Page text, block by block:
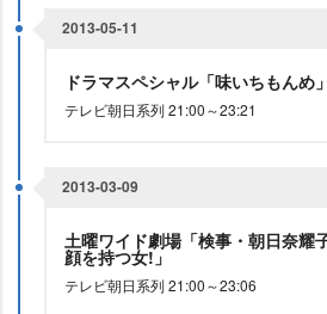
2013-05-11
ドラマスペシャル「味いちもんめ」
テレビ朝日系列 21:00～23:21
2013-03-09
土曜ワイド劇場「検事・朝日奈耀
顔を持つ女!」
テレビ朝日系列 21:00～23:06